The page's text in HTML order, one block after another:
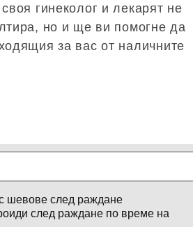
гинеколог и лекарят не
но и ще ви помогне да
за вас от наличните
шевове след раждане
след раждане по време на